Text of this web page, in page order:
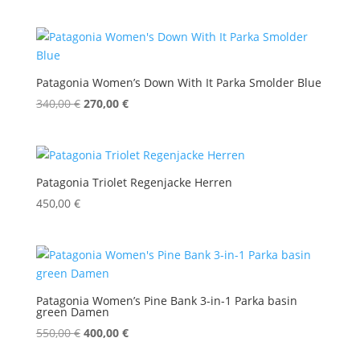
400,00 €250,00 €.
Patagonia Women’s Down With It Parka Smolder Blue
340,00€ Ursprünglicher
340,00 €
270,00 €Aktueller
270,00 €.
Patagonia Triolet Regenjacke Herren
450,00 €
Patagonia Women’s Pine Bank 3-in-1 Parka basin
green Damen
550,00€ Ursprünglicher
400,00 €Aktueller